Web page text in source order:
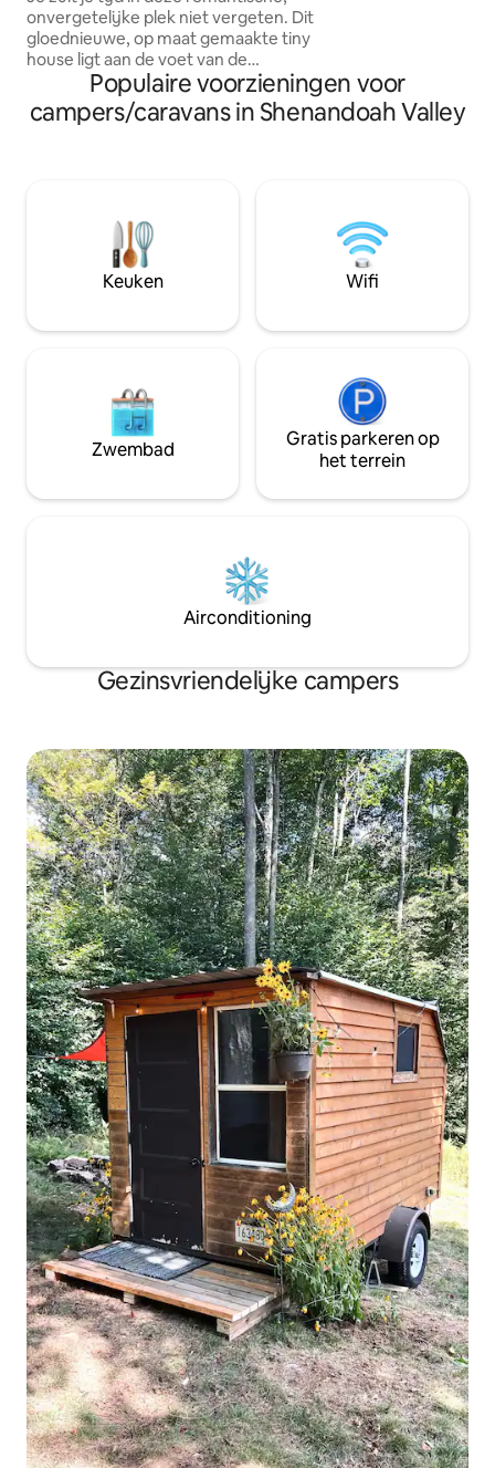
onvergetelijke plek niet vergeten. Dit
gloednieuwe, op maat gemaakte tiny
house ligt aan de voet van de
adembenemende Blue Ridge Mtns,
langs de levendige Route 151 en de
beroemde Brew Ridge Trail en biedt de
met comfort. Perfect voor stellen of
solo-avonturiers, het is een ideale plek
om te ontspannen na een dag van het
verkennen van nabijgelegen
hieronder meer!
Populaire voorzieningen voor
campers/caravans in Shenandoah Valley
Keuken Wifi
Zwembad
Gratis parkeren op
het terrein
Airconditioning
Gezinsvriendelijke campers